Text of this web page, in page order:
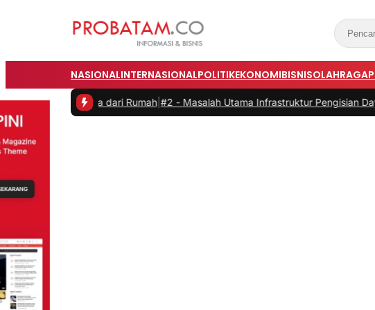
NASIONALINTERNASIONALPOLITIKEKONOMIBISNISOLAHRAGA
Bekerja dari Rumah|#2 -Masalah Utama Infrastruktur Pengisian Daya untuk